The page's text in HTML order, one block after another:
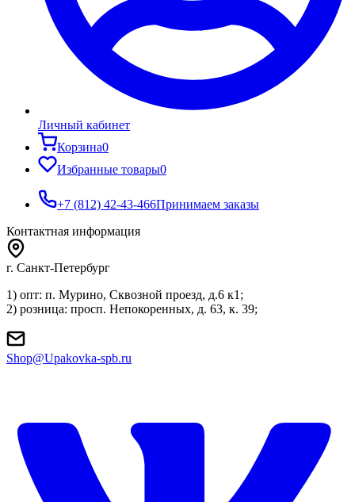
Личный кабинет
Корзина0
Избранные товары0
+7 (812) 42-43-466Принимаем заказы
Контактная информация
г. Санкт-Петербург
1) опт: п. Мурино, Сквозной проезд, д.6 к1;
2) розница: просп. Непокоренных, д. 63, к. 39;
Shop@Upakovka-spb.ru